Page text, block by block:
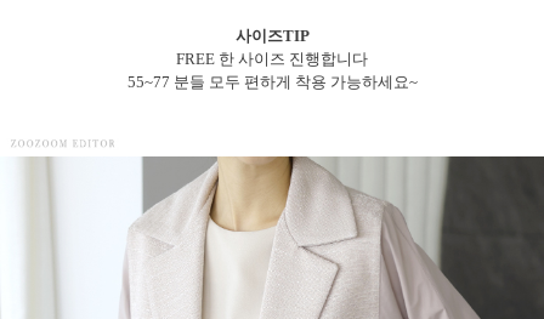
사이즈TIP
FREE 한 사이즈 진행합니다
55~77 분들 모두 편하게 착용 가능하세요~